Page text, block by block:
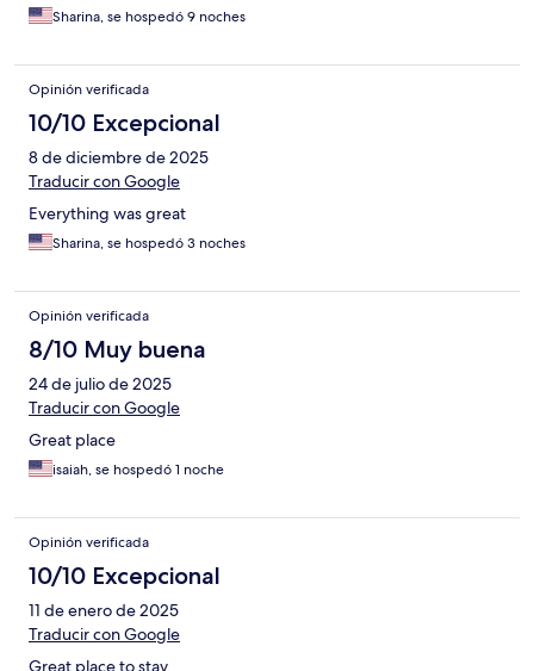
Sharina, se hospedó 9 noches
Opinión verificada
10/10 Excepcional
8 de diciembre de 2025
Traducir con Google
Everything was great
Sharina, se hospedó 3 noches
Opinión verificada
8/10 Muy buena
24 de julio de 2025
Traducir con Google
Great place
isaiah, se hospedó 1 noche
Opinión verificada
10/10 Excepcional
11 de enero de 2025
Traducir con Google
Great place to stay.